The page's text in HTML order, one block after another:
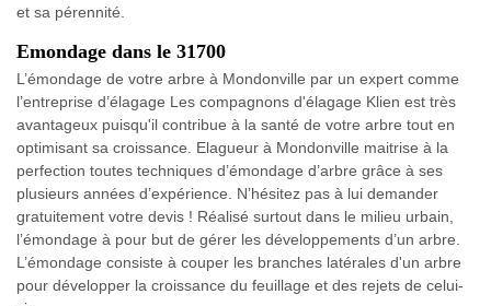
et sa pérennité.
Emondage dans le 31700
L’émondage de votre arbre à Mondonville par un expert comme
l’entreprise d’élagage Les compagnons d'élagage Klien est très
avantageux puisqu'il contribue à la santé de votre arbre tout en
optimisant sa croissance. Elagueur à Mondonville maitrise à la
perfection toutes techniques d’émondage d’arbre grâce à ses
plusieurs années d’expérience. N’hésitez pas à lui demander
gratuitement votre devis ! Réalisé surtout dans le milieu urbain,
l’émondage à pour but de gérer les développements d’un arbre.
L’émondage consiste à couper les branches latérales d'un arbre
pour développer la croissance du feuillage et des rejets de celui-